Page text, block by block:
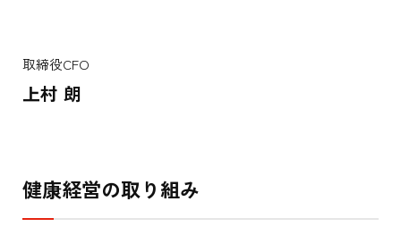
取締役CFO
上村 朗
健康経営の取り組み